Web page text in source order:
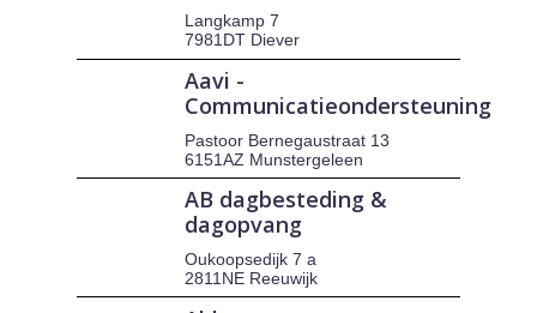
Langkamp 7
7981DT Diever
Aavi -
Communicatieondersteuning
Pastoor Bernegaustraat 13
6151AZ Munstergeleen
AB dagbesteding &
dagopvang
Oukoopsedijk 7 a
2811NE Reeuwijk